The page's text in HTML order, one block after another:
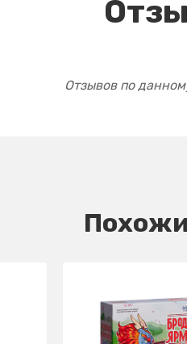
Отзывов по